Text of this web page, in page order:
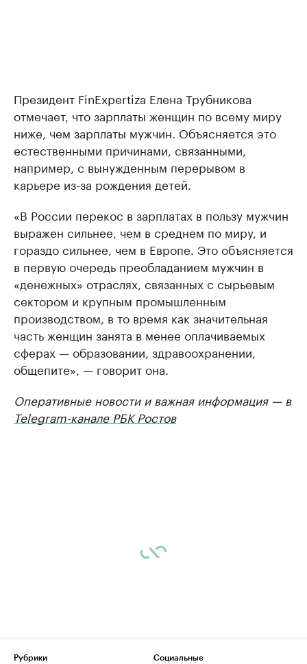
Президент FinExpertiza Елена Трубникова
отмечает, что зарплаты женщин по всему миру
ниже, чем зарплаты мужчин. Объясняется это
естественными причинами, связанными,
например, с вынужденным перерывом в
карьере из-за рождения детей.
«В России перекос в зарплатах в пользу мужчин
выражен сильнее, чем в среднем по миру, и
гораздо сильнее, чем в Европе. Это объясняется
в первую очередь преобладанием мужчин в
«денежных» отраслях, связанных с сырьевым
сектором и крупным промышленным
производством, в то время как значительная
часть женщин занята в менее оплачиваемых
сферах — образовании, здравоохранении,
общепите», — говорит она.
Оперативные новости и важная информация — в
Telegram-канале РБК Ростов
Рубрики
Социальные